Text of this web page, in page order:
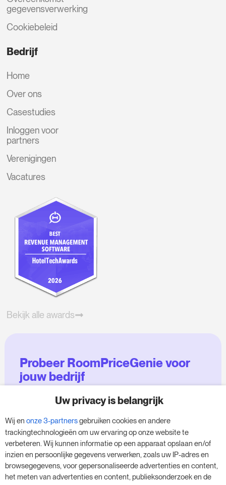
gegevensverwerking
Cookiebeleid
Bedrijf
Home
Over ons
Casestudies
Inloggen voor
partners
Verenigingen
Vacatures
Bekijk alle awards
Probeer RoomPriceGenie voor
jouw bedrijf
Maak gebruik van onze 14-daagse proefversie
en geef je bedrijf een boost - zonder
verplichtingen.
Boek een afspraak om je gratis proefperiode
van 14 dagen te starten.
Uw privacy is belangrijk
Wij en onze 3-partnersgebruiken cookies en andere
trackingtechnologieën om uw ervaring op onze website te
verbeteren. Wij kunnen informatie op een apparaat opslaan en/of
inzien en persoonlijke gegevens verwerken, zoals uw IP-adres en
browsegegevens, voor gepersonaliseerde advertenties en content,
het meten van advertenties en content, publieksonderzoek en de